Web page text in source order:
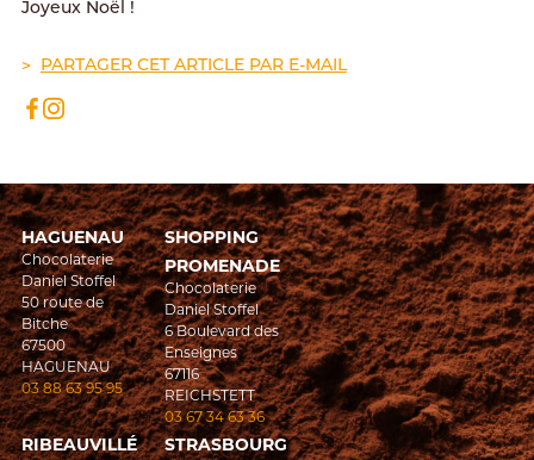
Joyeux Noël !
PARTAGER CET ARTICLE PAR E-MAIL
HAGUENAU
Chocolaterie
Daniel Stoffel
50 route de
Bitche
67500
HAGUENAU
03 88 63 95 95
SHOPPING
PROMENADE
Chocolaterie
Daniel Stoffel
6 Boulevard des
Enseignes
67116
REICHSTETT
03 67 34 63 36
RIBEAUVILLÉ STRASBOURG